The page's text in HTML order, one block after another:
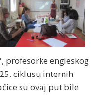
profesorke engleskog
ciklusu internih
su ovaj put bile